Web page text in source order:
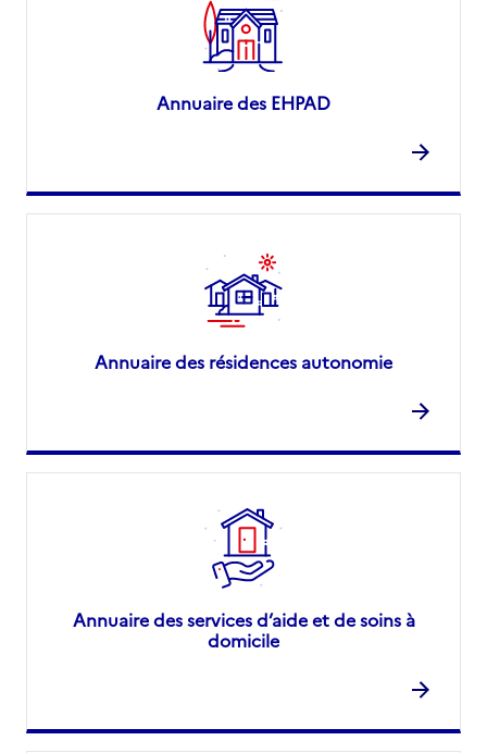
Annuaire des EHPAD
Annuaire des résidences autonomie
Annuaire des services d’aide et de soins à
domicile